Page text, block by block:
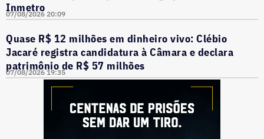
Inmetro
07/08/2026 20:09
Quase R$ 12 milhões em dinheiro vivo: Clébio
Jacaré registra candidatura à Câmara e declara
patrimônio de R$ 57 milhões
07/08/2026 19:35